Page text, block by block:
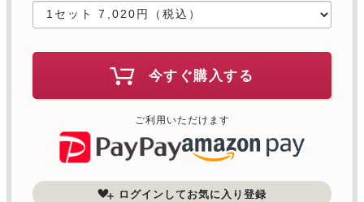
今すぐ購入する
ご利用いただけます
ログインしてお気に入り登録